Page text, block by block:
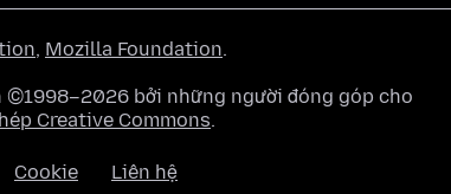
, Mozilla Foundation.
bởi những người đóng góp cho
Creative Commons.
Cookie Liên hệ